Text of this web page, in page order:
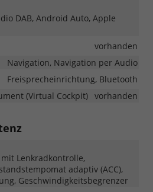
DAB, Android Auto, Apple
vorhanden
Navigation, Navigation per Audio
Freisprecheinrichtung, Bluetooth
(Virtual Cockpit) vorhanden
Lenkradkontrolle,
adaptiv (ACC),
Geschwindigkeitsbegrenzer